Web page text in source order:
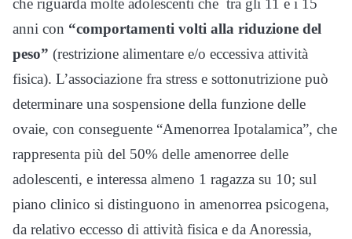
che riguarda molte adolescenti che tra gli 11 e i 15
anni con “comportamenti volti alla riduzione del
peso” (restrizione alimentare e/o eccessiva attività
fisica). L’associazione fra stress e sottonutrizione può
determinare una sospensione della funzione delle
ovaie, con conseguente “Amenorrea Ipotalamica”, che
rappresenta più del 50% delle amenorree delle
adolescenti, e interessa almeno 1 ragazza su 10; sul
piano clinico si distinguono in amenorrea psicogena,
da relativo eccesso di attività fisica e da Anoressia,